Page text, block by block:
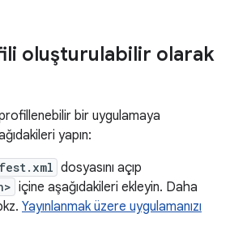
oluşturulabilir olarak
bir uygulamaya
yapın:
dosyasını açıp
içine aşağıdakileri ekleyin. Daha
Yayınlanmak üzere uygulamanızı